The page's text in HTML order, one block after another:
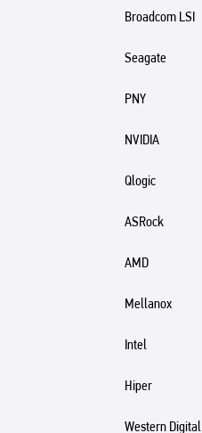
Broadcom LSI
Seagate
PNY
NVIDIA
Qlogic
ASRock
AMD
Mellanox
Intel
Hiper
Western Digital